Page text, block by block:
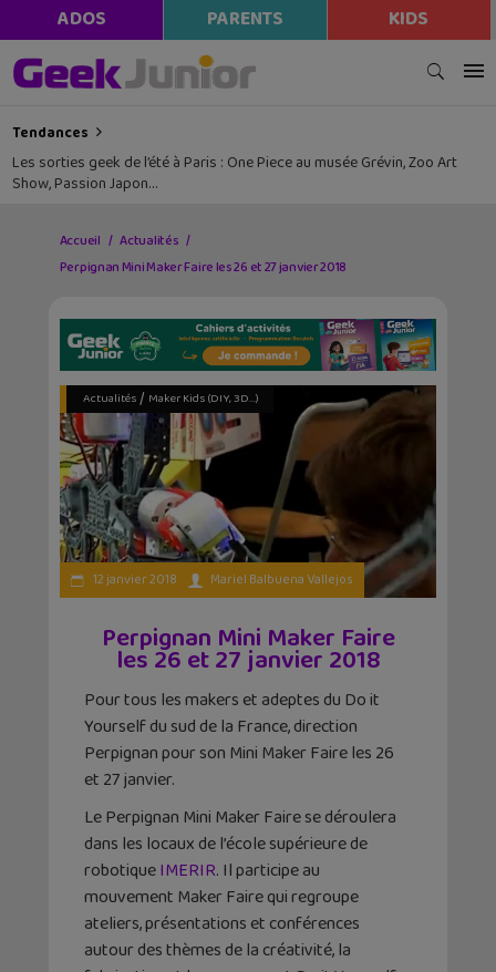
ADOS PARENTS KIDS
Tendances
Les sorties geek de l’été à Paris : One Piece au musée Grévin, Zoo Art
Show, Passion Japon…
Accueil
Actualités
Perpignan Mini Maker Faire les 26 et 27 janvier 2018
Actualités/ Maker Kids (DIY, 3D...)
12 janvier 2018 Mariel Balbuena Vallejos
Perpignan Mini Maker Faire
les 26 et 27 janvier 2018
Pour tous les makers et adeptes du Do it
Yourself du sud de la France, direction
Perpignan pour son Mini Maker Faire les 26
et 27 janvier.
Le Perpignan Mini Maker Faire se déroulera
dans les locaux de l’école supérieure de
robotiqueIMERIR. Il participe au
mouvement Maker Faire qui regroupe
ateliers, présentations et conférences
autour des thèmes de la créativité, la